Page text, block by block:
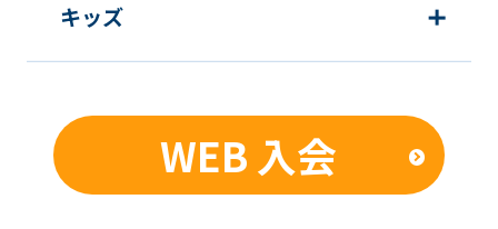
キッズ
WEB 入会